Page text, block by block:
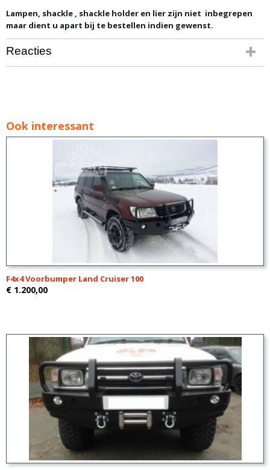
Lampen, shackle , shackle holder en lier zijn niet inbegrepen
maar dient u apart bij te bestellen indien gewenst.
Reacties
Ook interessant
F4x4 Voorbumper Land Cruiser 100
€ 1.200,00